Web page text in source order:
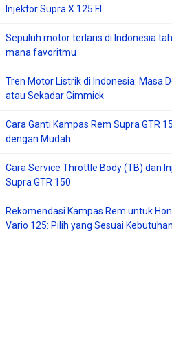
Injektor Supra X 125 FI
Sepuluh motor terlaris di Indonesia
mana favoritmu
Tren Motor Listrik di Indonesia: Masa
atau Sekadar Gimmick
Cara Ganti Kampas Rem Supra GTR
dengan Mudah
Cara Service Throttle Body (TB) dan
Supra GTR 150
Rekomendasi Kampas Rem untuk
Vario 125: Pilih yang Sesuai